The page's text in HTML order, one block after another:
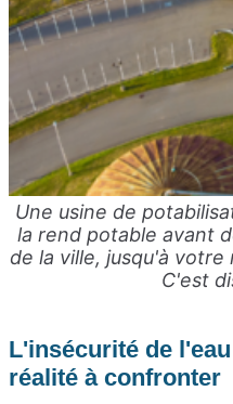
Une usine de
la rend potable avant
de la ville, jusqu'à
C'est
L'insécurité de
réalité à confronter